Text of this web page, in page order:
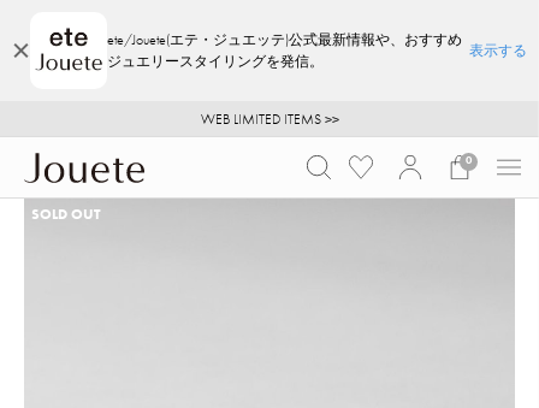
ete/Jouete(エテ・ジュエッテ)公式最新情報や、おすすめ
ジュエリースタイリングを発信。
表示する
採用のご案内
ご注文いただいたお品物のお届け状況について
夏季休業についてのご案内
WEB LIMITED ITEMS >>
採用のご案内
ご注文いただいたお品物のお届け状況について
0
SOLD OUT